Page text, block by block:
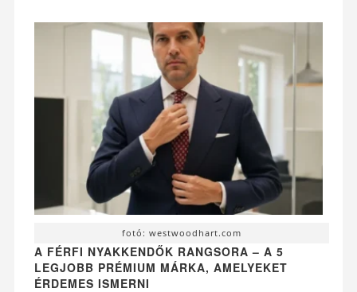
fotó: westwoodhart.com
A FÉRFI NYAKKENDŐK RANGSORA – A 5
LEGJOBB PRÉMIUM MÁRKA, AMELYEKET
ÉRDEMES ISMERNI